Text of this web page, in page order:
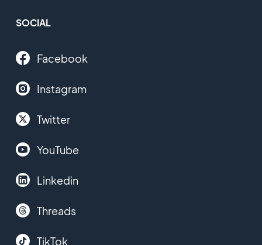
SOCIAL
Facebook
Instagram
Twitter
YouTube
Linkedin
Threads
TikTok